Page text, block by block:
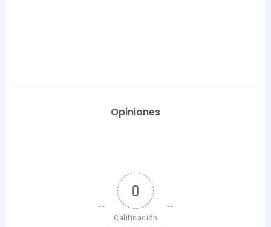
Opiniones
0
Calificación